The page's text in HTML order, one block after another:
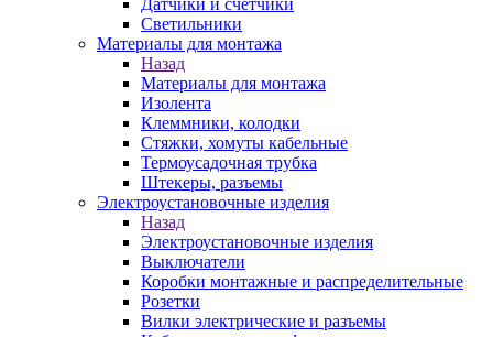
Датчики и счетчики
Светильники
Материалы для монтажа
Назад
Материалы для монтажа
Изолента
Клеммники, колодки
Стяжки, хомуты кабельные
Термоусадочная трубка
Штекеры, разъемы
Электроустановочные изделия
Назад
Электроустановочные изделия
Выключатели
Коробки монтажные и распределительные
Розетки
Вилки электрические и разъемы